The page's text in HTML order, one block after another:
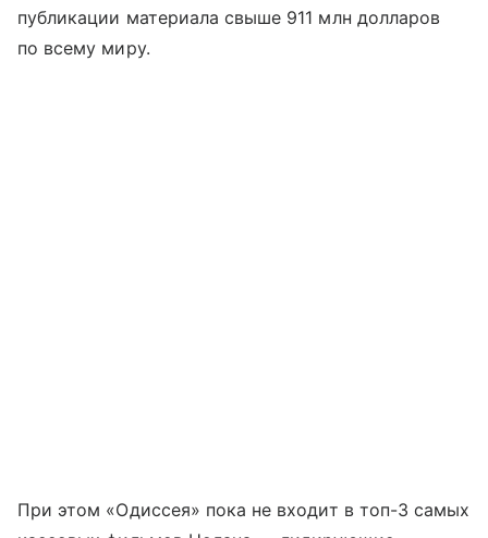
публикации материала свыше 911 млн долларов
по всему миру.
При этом «Одиссея» пока не входит в топ-3 самых